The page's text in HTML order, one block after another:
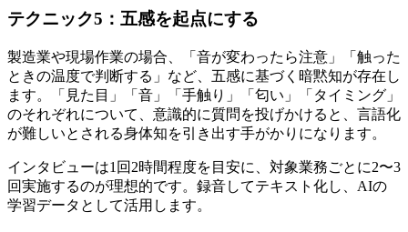
テクニック5：五感を起点にする
製造業や現場作業の場合、「音が変わったら注意」「触った
ときの温度で判断する」など、五感に基づく暗黙知が存在し
ます。「見た目」「音」「手触り」「匂い」「タイミング」
のそれぞれについて、意識的に質問を投げかけると、言語化
が難しいとされる身体知を引き出す手がかりになります。
インタビューは1回2時間程度を目安に、対象業務ごとに2〜3
回実施するのが理想的です。録音してテキスト化し、AIの
学習データとして活用します。